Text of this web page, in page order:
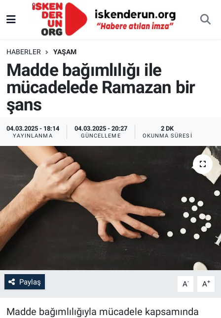
HABERLER YAŞAM
Madde bağımlılığı ile
mücadelede Ramazan bir
şans
04.03.2025 - 18:14
YAYINLANMA
04.03.2025 - 20:27
GÜNCELLEME
2 DK
OKUNMA SÜRESI
Paylaş A- A+
Madde bağımlılığıyla mücadele kapsamında